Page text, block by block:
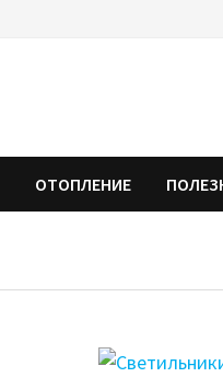
ОТОПЛЕНИЕ